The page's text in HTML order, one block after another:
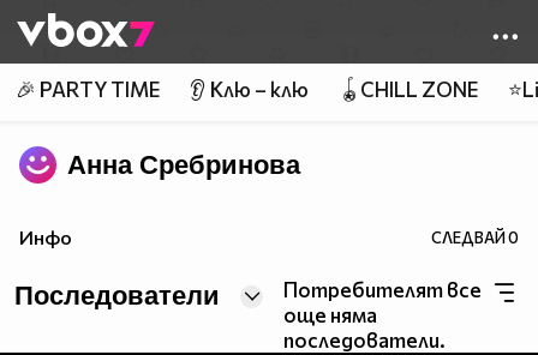
👾
🎉 PARTY TIME 👂 Клю – клю 🪀CHILL ZONE
Анна Сребринова
Инфо СЛЕДВАЙ0
Последователи
Потребителят все
още няма
последователи.